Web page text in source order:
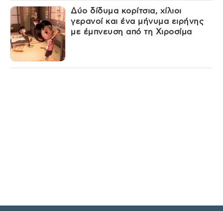
Δύο δίδυμα κορίτσια, χίλιοι
γερανοί και ένα μήνυμα ειρήνης
με έμπνευση από τη Χιροσίμα